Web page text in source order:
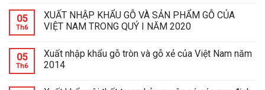
05
Th6
XUẤT NHẬP KHẨU GỖ VÀ SẢN PHẨM GỖ CỦA
VIỆT NAM TRONG QUÝ I NĂM 2020
05
Th6
Xuất nhập khẩu gỗ tròn và gỗ xẻ của Việt Nam năm
2014